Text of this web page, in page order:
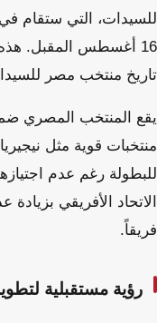
16 أغسطس المقبل.
تاريخ منتخب مصر
يقع المنتخب المصري
منتخبات قوية مثل
للبطولة رغم عدم
فريقاً.
رؤية مستقبلية